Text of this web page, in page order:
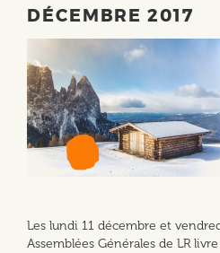
DÉCEMBRE 2017
Les lundi 11 décembre et
Assemblées Générales de LR